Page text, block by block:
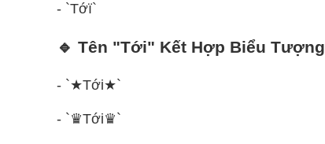
- `Tớï`
🔹 Tên "Tới" Kết Hợp Biểu Tượng
- `★Tới★`
- `♛Tới♛`